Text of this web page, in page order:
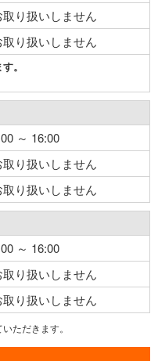
取り扱いしません
取り扱いしません
。
～ 16:00
取り扱いしません
取り扱いしません
～ 16:00
取り扱いしません
取り扱いしません
ただきます。